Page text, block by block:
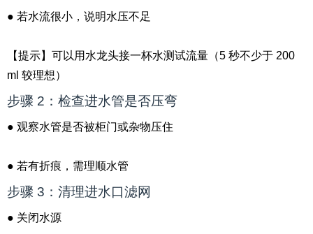
● 若水流很小，说明水压不足
【提示】可以用水龙头接一杯水测试流量（5 秒不少于 200
ml 较理想）
步骤 2：检查进水管是否压弯
● 观察水管是否被柜门或杂物压住
● 若有折痕，需理顺水管
步骤 3：清理进水口滤网
● 关闭水源